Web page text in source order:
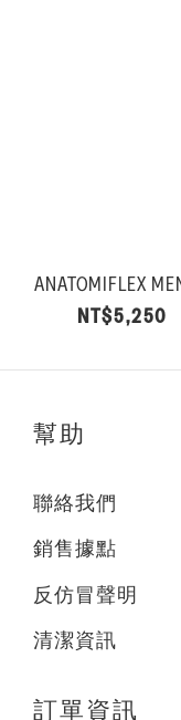
ANATOMIFLEX
NT$5,250
幫助
聯絡我們
銷售據點
反仿冒聲明
清潔資訊
訂單資訊